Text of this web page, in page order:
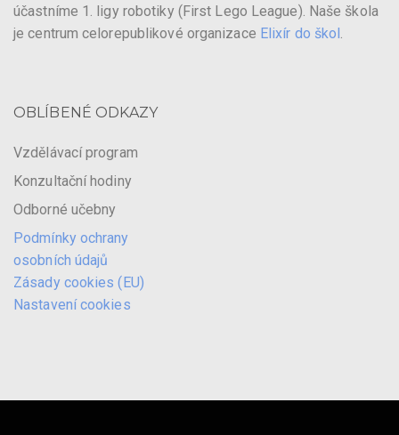
účastníme 1. ligy robotiky (First Lego League). Naše škola
je centrum celorepublikové organizace Elixír do škol.
OBLÍBENÉ ODKAZY
Vzdělávací program
Konzultační hodiny
Odborné učebny
Podmínky ochrany
osobních údajů
Zásady cookies (EU)
Nastavení cookies